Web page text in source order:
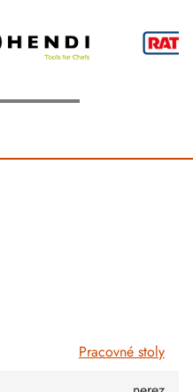
Pracovné stoly